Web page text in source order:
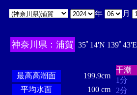
年 月
神奈川県：浦賀 35ﾟ14'N 139ﾟ43'E
最高高潮面
199.9cm
平均水面
100 cm
干潮
1分
2分